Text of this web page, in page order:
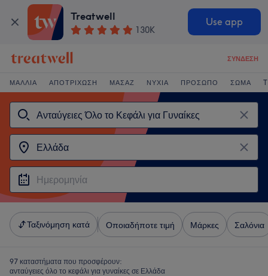
Treatwell
130K
Use app
ΣΎΝΔΕΣΗ
ΜΑΛΛΙΆ ΑΠΟΤΡΊΧΩΣΗ ΜΑΣΆΖ ΝΎΧΙΑ ΠΡΌΣΩΠΟ ΣΏΜΑ
Ταξινόμηση κατά Οποιαδήποτε τιμή Μάρκες Σαλόνια
97 καταστήματα που προσφέρουν:
ανταύγειες όλο το κεφάλι για γυναίκες σε Ελλάδα